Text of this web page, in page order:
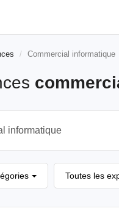
Commercial informatique
Toutes les